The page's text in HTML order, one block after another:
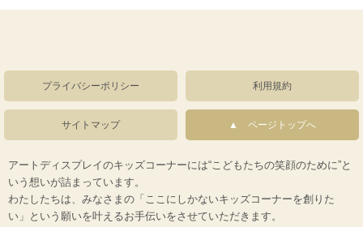
プライバシーポリシー 利用規約
サイトマップ ページトップへ
アートディスプレイのキッズコーナーには“こどもたちの笑顔のために”と
いう想いが詰まっています。
わたしたちは、みなさまの「ここにしかないキッズコーナーを創りた
い」という願いを叶えるお手伝いをさせていただきます。